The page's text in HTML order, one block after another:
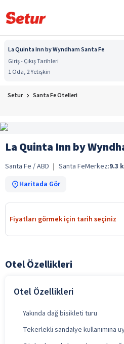
La Quinta Inn by Wyndham Santa Fe
Giriş - Çıkış Tarihleri
1 Oda, 2 Yetişkin
Setur Santa Fe Otelleri
La Quinta Inn by
Santa Fe / ABD | Santa FeMerkez:9.3
Haritada Gör
Fiyatları görmek için tarih seçiniz
Otel Özellikleri
Otel Özellikleri
Yakında dağ bisikleti turu
Tekerlekli sandalye kullanımına